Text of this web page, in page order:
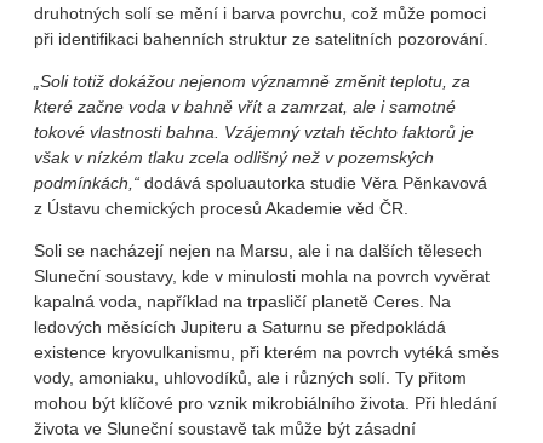
druhotných solí se mění i barva povrchu, což může pomoci
při identifikaci bahenních struktur ze satelitních pozorování.
„Soli totiž dokážou nejenom významně změnit teplotu, za
které začne voda v bahně vřít a zamrzat, ale i samotné
tokové vlastnosti bahna. Vzájemný vztah těchto faktorů je
však v nízkém tlaku zcela odlišný než v pozemských
podmínkách,“ dodává spoluautorka studie Věra Pěnkavová
z Ústavu chemických procesů Akademie věd ČR.
Soli se nacházejí nejen na Marsu, ale i na dalších tělesech
Sluneční soustavy, kde v minulosti mohla na povrch vyvěrat
kapalná voda, například na trpasličí planetě Ceres. Na
ledových měsících Jupiteru a Saturnu se předpokládá
existence kryovulkanismu, při kterém na povrch vytéká směs
vody, amoniaku, uhlovodíků, ale i různých solí. Ty přitom
mohou být klíčové pro vznik mikrobiálního života. Při hledání
života ve Sluneční soustavě tak může být zásadní